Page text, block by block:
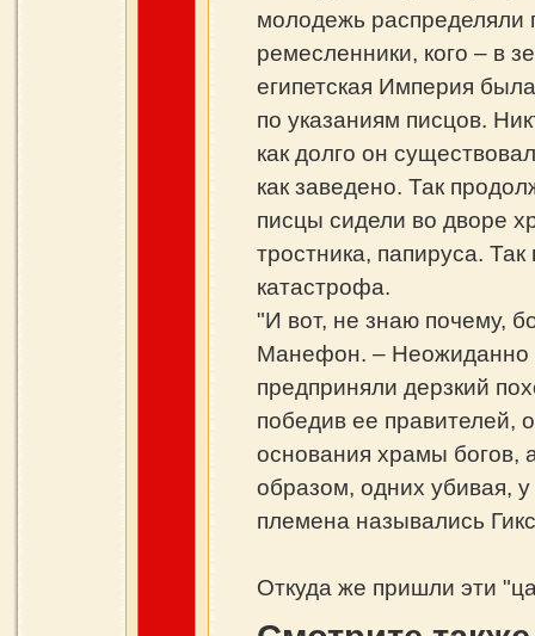
молодежь распределяли
ремесленники, кого – в
египетская Империя
по указаниям писцов.
как долго он
как заведено. Так
писцы сидели во дворе
тростника, папируса.
катастрофа.
"И вот, не знаю почему,
Манефон. – Неожиданно
предприняли дерзкий
победив ее правителей,
основания храмы
образом, одних убивая,
племена назывались
Откуда же пришли эти